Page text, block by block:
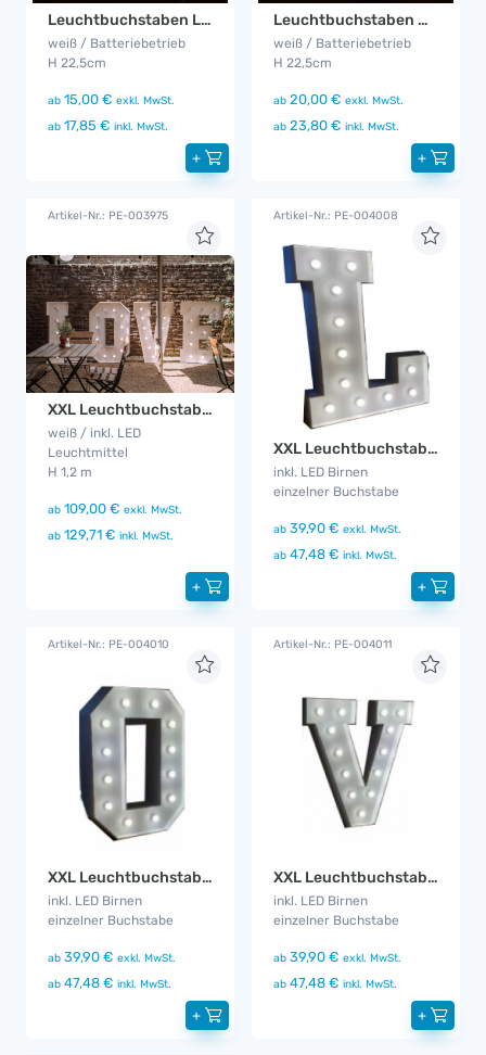
Leuchtbuchstaben LOVE klein
weiß / Batteriebetrieb
H 22,5cm
ab 15,00 € exkl. MwSt.
ab 17,85 € inkl. MwSt.
+
Leuchtbuchstaben MR & MRS klein
weiß / Batteriebetrieb
H 22,5cm
ab 20,00 € exkl. MwSt.
ab 23,80 € inkl. MwSt.
+
Artikel-Nr.: PE-003975
XXL Leuchtbuchstaben LOVE
weiß / inkl. LED
Leuchtmittel
H 1,2 m
ab 109,00 € exkl. MwSt.
ab 129,71 € inkl. MwSt.
+
Artikel-Nr.: PE-004008
XXL Leuchtbuchstabe L
inkl. LED Birnen
einzelner Buchstabe
ab 39,90 € exkl. MwSt.
ab 47,48 € inkl. MwSt.
+
Artikel-Nr.: PE-004010
XXL Leuchtbuchstabe O
inkl. LED Birnen
einzelner Buchstabe
ab 39,90 € exkl. MwSt.
ab 47,48 € inkl. MwSt.
+
Artikel-Nr.: PE-004011
XXL Leuchtbuchstabe V
inkl. LED Birnen
einzelner Buchstabe
ab 39,90 € exkl. MwSt.
ab 47,48 € inkl. MwSt.
+